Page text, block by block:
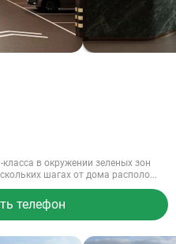
в окружении зеленых зон
шагах от дома располо...
телефон